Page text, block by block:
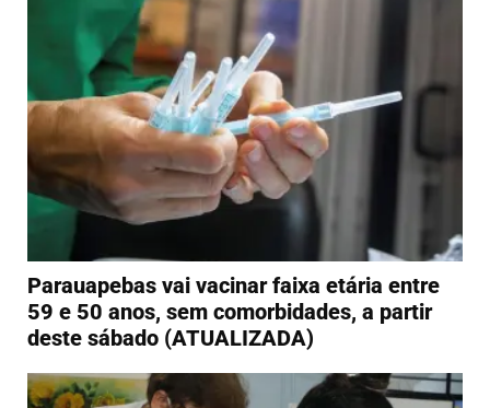
Parauapebas vai vacinar faixa etária entre
59 e 50 anos, sem comorbidades, a partir
deste sábado (ATUALIZADA)